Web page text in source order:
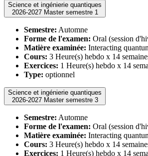
Science et ingénierie quantiques
2026-2027 Master semestre 1
Semestre: Automne
Forme de l'examen: Oral (session
Matière examinée: Interacting
Cours: 3 Heure(s) hebdo x 14
Exercices: 1 Heure(s) hebdo x 14
Type: optionnel
Science et ingénierie quantiques
2026-2027 Master semestre 3
Semestre: Automne
Forme de l'examen: Oral (session
Matière examinée: Interacting
Cours: 3 Heure(s) hebdo x 14
Exercices: 1 Heure(s) hebdo x 14